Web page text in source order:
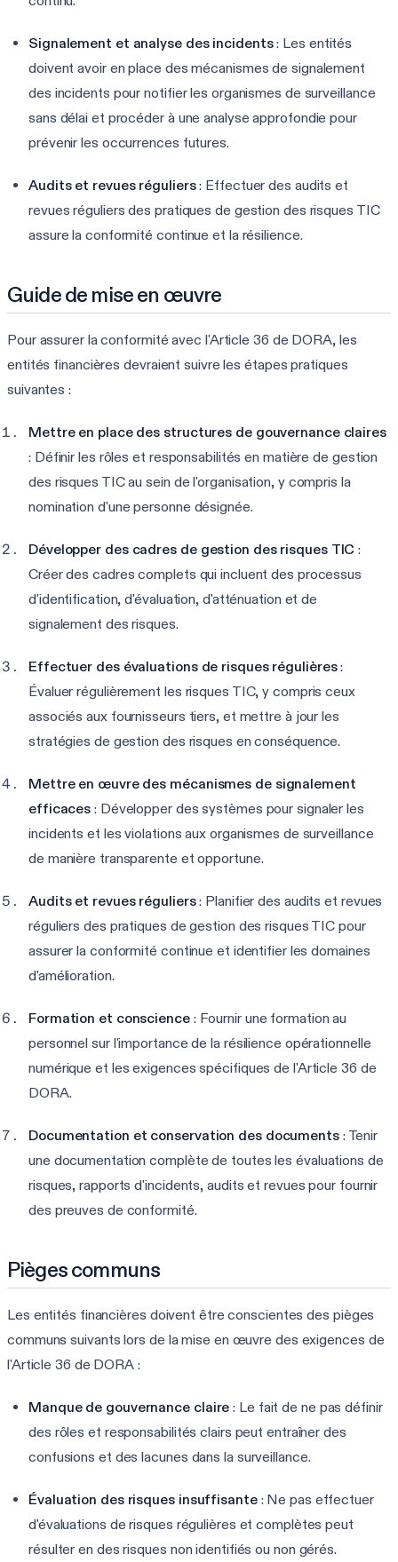
Signalement et analyse des incidents: Les entités
doivent avoir en place des mécanismes de signalement
des incidents pour notifier les organismes de surveillance
sans délai et procéder à une analyse approfondie pour
prévenir les occurrences futures.
Audits et revues réguliers: Effectuer des audits et
revues réguliers des pratiques de gestion des risques TIC
assure la conformité continue et la résilience.
Guide de mise en œuvre
Pour assurer la conformité avec l'Article 36 de DORA, les
entités financières devraient suivre les étapes pratiques
suivantes :
Mettre en place des structures de gouvernance claires
: Définir les rôles et responsabilités en matière de gestion
des risques TIC au sein de l'organisation, y compris la
nomination d'une personne désignée.
Développer des cadres de gestion des risques TIC :
Créer des cadres complets qui incluent des processus
d'identification, d'évaluation, d'atténuation et de
signalement des risques.
Effectuer des évaluations de risques régulières:
Évaluer régulièrement les risques TIC, y compris ceux
associés aux fournisseurs tiers, et mettre à jour les
stratégies de gestion des risques en conséquence.
Mettre en œuvre des mécanismes de signalement
efficaces : Développer des systèmes pour signaler les
incidents et les violations aux organismes de surveillance
de manière transparente et opportune.
Audits et revues réguliers: Planifier des audits et revues
réguliers des pratiques de gestion des risques TIC pour
assurer la conformité continue et identifier les domaines
d'amélioration.
Formation et conscience: Fournir une formation au
personnel sur l'importance de la résilience opérationnelle
numérique et les exigences spécifiques de l'Article 36 de
DORA.
Documentation et conservation des documents: Tenir
une documentation complète de toutes les évaluations de
risques, rapports d'incidents, audits et revues pour fournir
des preuves de conformité.
Pièges communs
Les entités financières doivent être conscientes des pièges
communs suivants lors de la mise en œuvre des exigences de
l'Article 36 de DORA :
Manque de gouvernance claire : Le fait de ne pas définir
des rôles et responsabilités clairs peut entraîner des
confusions et des lacunes dans la surveillance.
Évaluation des risques insuffisante: Ne pas effectuer
d'évaluations de risques régulières et complètes peut
résulter en des risques non identifiés ou non gérés.